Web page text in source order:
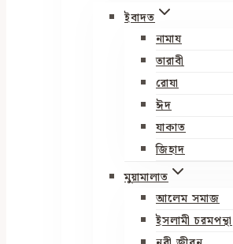
ইবাদত
নামায
তারাবী
রোযা
ঈদ
যাকাত
জিহাদ
মুয়ামালাত
আলেম সমাজ
ইসলামী চরমপন্থা